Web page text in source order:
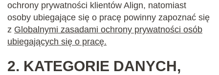
ochrony prywatności klientów Align, natomiast
osoby ubiegające się o pracę powinny zapoznać się
z Globalnymi zasadami ochrony prywatności osób
ubiegających się o pracę.
2. KATEGORIE DANYCH,